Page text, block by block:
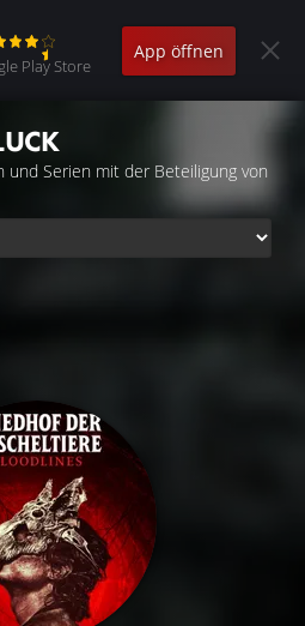
Play Store
App öffnen
und Serien mit der Beteiligung von